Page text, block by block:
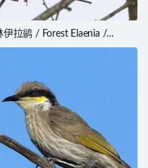
伊拉鹟 / Forest Elaenia /
gaimardii